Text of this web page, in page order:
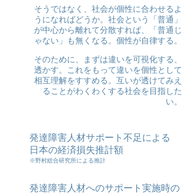
そうではなく、社会が個性に合わせるよ
うになればどうか。社会という「普通」
が中心から離れて分散すれば、「普通じ
ゃない」も無くなる。個性が自律する。
そのために、まずは違いを可視化する、
透かす。これをもって違いを個性として
相互理解をすすめる。互いが透けてみえ
ることがわくわくする社会を目指した
い。
発達障害人材サポート不足による
日本の経済損失推計額
※野村総合研究所による推計
発達障害人材へのサポート実施時の